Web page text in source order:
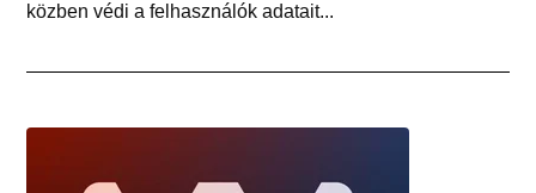
közben védi a felhasználók adatait...